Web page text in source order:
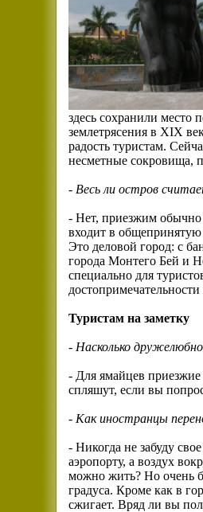
здесь сохранили место
землетрясения в XIX
радость туристам.
несметные сокровища,
- Весь ли остров
- Нет, приезжим
входит в общепринятую
Это деловой город: с
города Монтего Бей и
специально для
Туристам на заметку
- Насколько
- Для ямайцев
спляшут, если вы
- Как иностранцы
- Никогда не забуду
аэропорту, а воздух
можно жить? Но очень
градуса. Кроме как в
сжигает. Вряд ли вы